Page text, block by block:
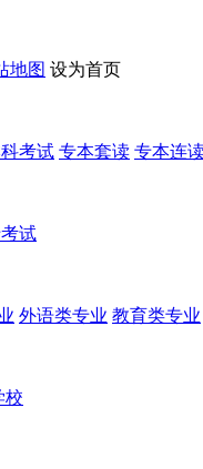
地图 设为首页
考试 专本套读 专本连
试
外语类专业 教育类专业
校